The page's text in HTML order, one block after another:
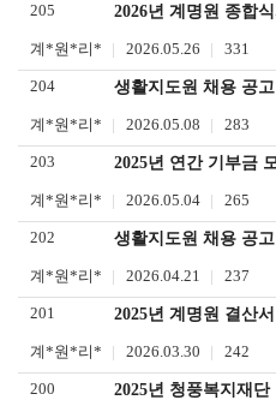
205
계*원*리* 2026.05.26 331
204 생활지도원 채용 공고
계*원*리* 2026.05.08 283
203
계*원*리* 2026.05.04 265
202 생활지도원 채용 공고
계*원*리* 2026.04.21 237
201
계*원*리* 2026.03.30 242
200